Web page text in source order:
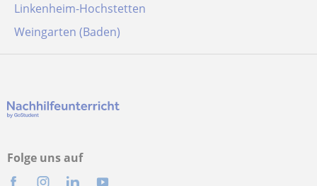
Linkenheim-Hochstetten
Weingarten (Baden)
Folge uns auf